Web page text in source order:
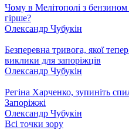
Чому в Мелітополі з бензином
гірше?
Олександр Чубукін
Безперевна тривога, якої
виклики для запоріжців
Олександр Чубукін
Регіна Харченко, зупиніть
Запоріжжі
Олександр Чубукін
Всі точки зору